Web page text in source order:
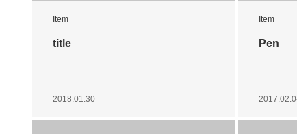
Item
title
2018.01.30
Item
Pen